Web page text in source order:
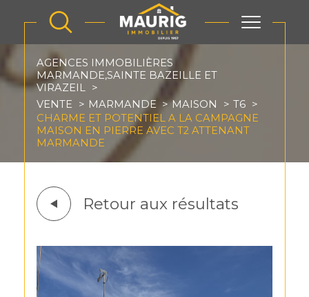
AGENCES IMMOBILIÈRES
MARMANDE,SAINTE BAZEILLE ET
VIRAZEIL
VENTE
MARMANDE MAISON
T6
CHARME ET POTENTIEL A LA CAMPAGNE
MAISON EN PIERRE AVEC T2 ATTENANT
MARMANDE
Retour aux résultats